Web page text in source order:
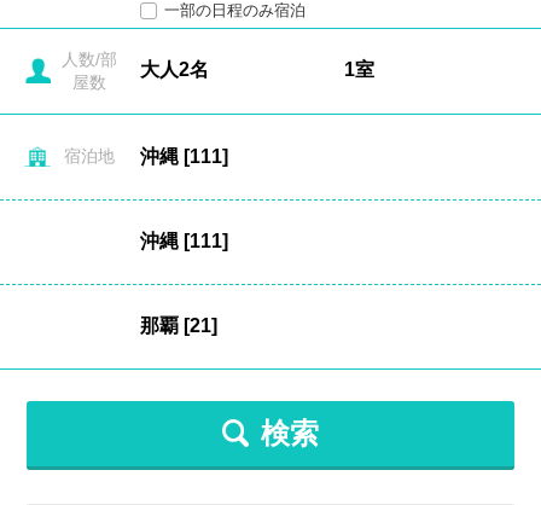
一部の日程のみ宿泊
人数/部
屋数
宿泊地
検索